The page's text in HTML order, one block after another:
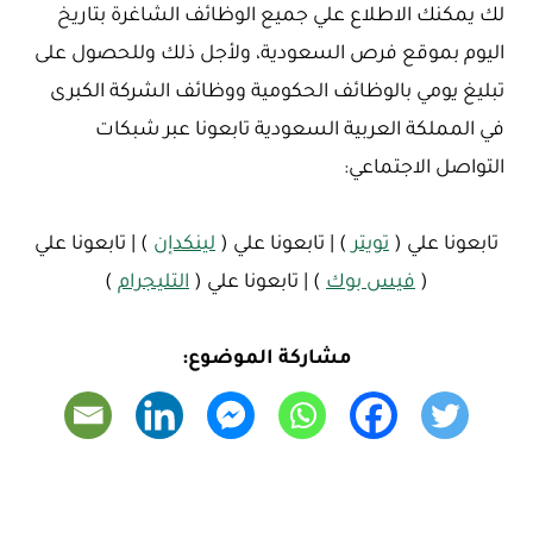
لك يمكنك الاطلاع علي جميع الوظائف الشاغرة بتاريخ
اليوم بموقع فرص السعودية، ولأجل ذلك وللحصول على
تبليغ يومي بالوظائف الحكومية ووظائف الشركة الكبرى
في المملكة العربية السعودية تابعونا عبر شبكات
التواصل الاجتماعي:
تابعونا علي ( تويتر ) | تابعونا علي ( لينكدإن ) | تابعونا علي
( فيس بوك ) | تابعونا علي ( التليجرام )
مشاركة الموضوع: